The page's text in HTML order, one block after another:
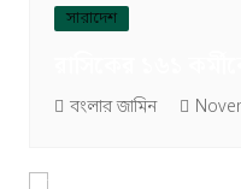
সারাদেশ
বংলার জামিন